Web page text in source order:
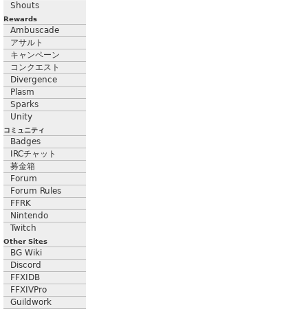
Shouts
Rewards
Ambuscade
アサルト
キャンペーン
コンクエスト
Divergence
Plasm
Sparks
Unity
コミュニティ
Badges
IRCチャット
募金箱
Forum
Forum Rules
FFRK
Nintendo
Twitch
Other Sites
BG Wiki
Discord
FFXIDB
FFXIVPro
Guildwork